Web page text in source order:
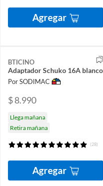
Agregar
BTICINO
Adaptador Schuko 16A blanco
Por SODIMAC
$ 8.990
Llega mañana
Retira mañana
(28)
Agregar